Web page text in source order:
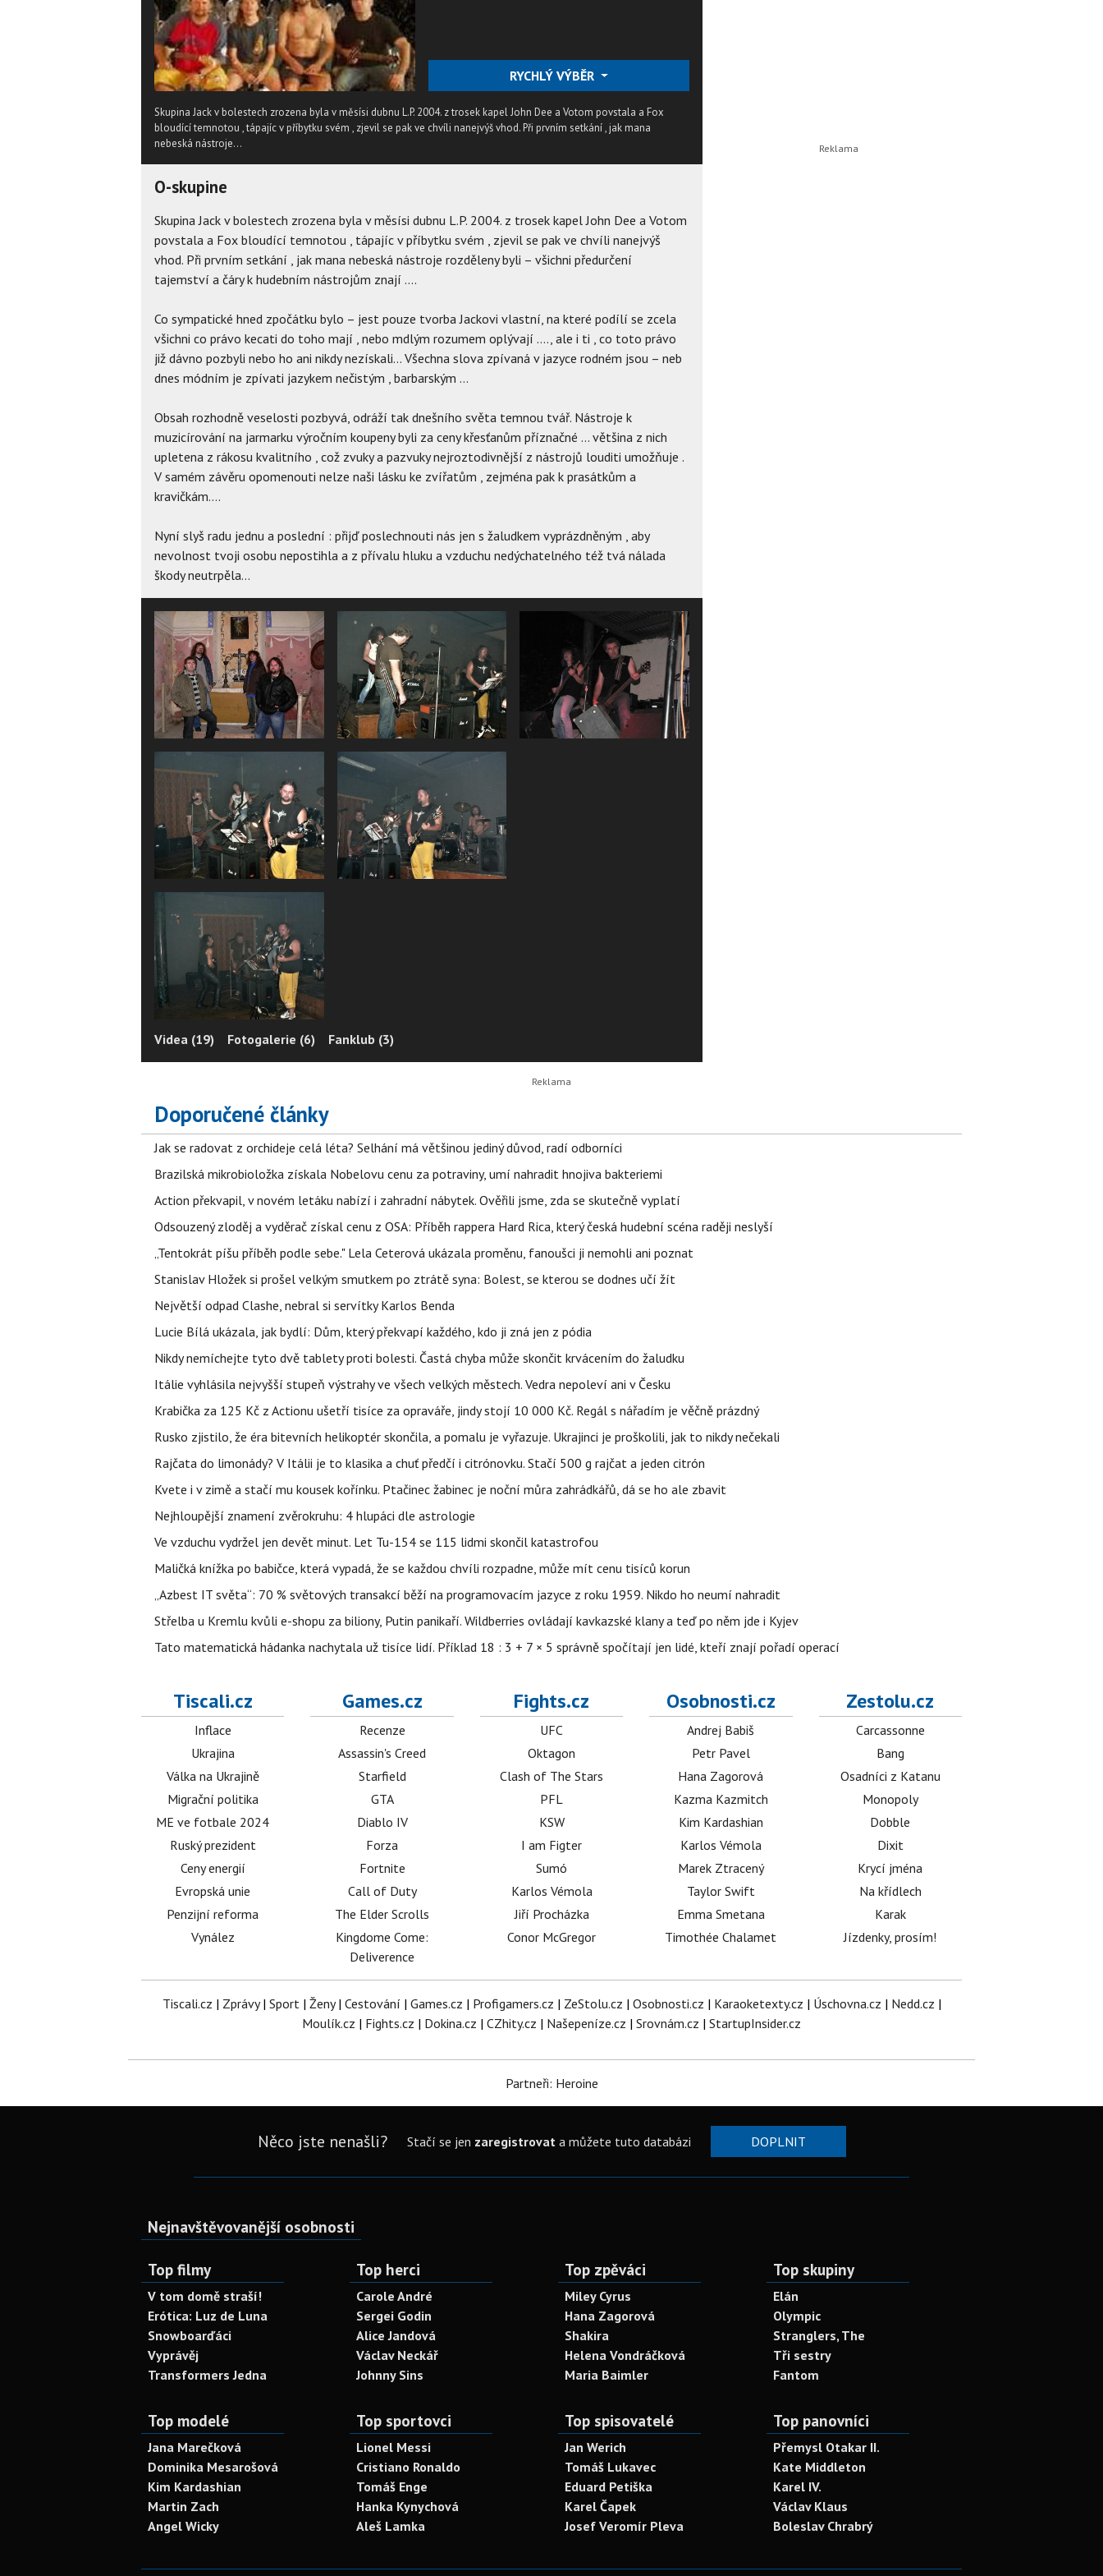
RYCHLÝ VÝBĚR
Skupina Jack v bolestech zrozena byla v měsísi dubnu L.P. 2004. z trosek kapel John Dee a Votom povstala a Fox
bloudící temnotou , tápajíc v příbytku svém , zjevil se pak ve chvíli nanejvýš vhod. Při prvním setkání , jak mana
nebeská nástroje...
O-skupine
Skupina Jack v bolestech zrozena byla v měsísi dubnu L.P. 2004. z trosek kapel John Dee a Votom
povstala a Fox bloudící temnotou , tápajíc v příbytku svém , zjevil se pak ve chvíli nanejvýš
vhod. Při prvním setkání , jak mana nebeská nástroje rozděleny byli – všichni předurčení
tajemství a čáry k hudebním nástrojům znají ….
Co sympatické hned zpočátku bylo – jest pouze tvorba Jackovi vlastní, na které podílí se zcela
všichni co právo kecati do toho mají , nebo mdlým rozumem oplývají …., ale i ti , co toto právo
již dávno pozbyli nebo ho ani nikdy nezískali… Všechna slova zpívaná v jazyce rodném jsou – neb
dnes módním je zpívati jazykem nečistým , barbarským …
Obsah rozhodně veselosti pozbyvá, odráží tak dnešního světa temnou tvář. Nástroje k
muzicírování na jarmarku výročním koupeny byli za ceny křesťanům příznačné … většina z nich
upletena z rákosu kvalitního , což zvuky a pazvuky nejroztodivnější z nástrojů louditi umožňuje .
V samém závěru opomenouti nelze naši lásku ke zvířatům , zejména pak k prasátkům a
kravičkám….
Nyní slyš radu jednu a poslední : přijď poslechnouti nás jen s žaludkem vyprázdněným , aby
nevolnost tvoji osobu nepostihla a z přívalu hluku a vzduchu nedýchatelného též tvá nálada
škody neutrpěla…
Videa (19) Fotogalerie (6) Fanklub (3)
Doporučené články
Jak se radovat z orchideje celá léta? Selhání má většinou jediný důvod, radí odborníci
Brazilská mikrobioložka získala Nobelovu cenu za potraviny, umí nahradit hnojiva bakteriemi
Action překvapil, v novém letáku nabízí i zahradní nábytek. Ověřili jsme, zda se skutečně vyplatí
Odsouzený zloděj a vyděrač získal cenu z OSA: Příběh rappera Hard Rica, který česká hudební scéna raději neslyší
„Tentokrát píšu příběh podle sebe." Lela Ceterová ukázala proměnu, fanoušci ji nemohli ani poznat
Stanislav Hložek si prošel velkým smutkem po ztrátě syna: Bolest, se kterou se dodnes učí žít
Největší odpad Clashe, nebral si servítky Karlos Benda
Lucie Bílá ukázala, jak bydlí: Dům, který překvapí každého, kdo ji zná jen z pódia
Nikdy nemíchejte tyto dvě tablety proti bolesti. Častá chyba může skončit krvácením do žaludku
Itálie vyhlásila nejvyšší stupeň výstrahy ve všech velkých městech. Vedra nepoleví ani v Česku
Krabička za 125 Kč z Actionu ušetří tisíce za opraváře, jindy stojí 10 000 Kč. Regál s nářadím je věčně prázdný
Rusko zjistilo, že éra bitevních helikoptér skončila, a pomalu je vyřazuje. Ukrajinci je proškolili, jak to nikdy nečekali
Rajčata do limonády? V Itálii je to klasika a chuť předčí i citrónovku. Stačí 500 g rajčat a jeden citrón
Kvete i v zimě a stačí mu kousek kořínku. Ptačinec žabinec je noční můra zahrádkářů, dá se ho ale zbavit
Nejhloupější znamení zvěrokruhu: 4 hlupáci dle astrologie
Ve vzduchu vydržel jen devět minut. Let Tu-154 se 115 lidmi skončil katastrofou
Maličká knížka po babičce, která vypadá, že se každou chvíli rozpadne, může mít cenu tisíců korun
„Azbest IT světa“: 70 % světových transakcí běží na programovacím jazyce z roku 1959. Nikdo ho neumí nahradit
Střelba u Kremlu kvůli e-shopu za biliony, Putin panikaří. Wildberries ovládají kavkazské klany a teď po něm jde i Kyjev
Tato matematická hádanka nachytala už tisíce lidí. Příklad 18 : 3 + 7 × 5 správně spočítají jen lidé, kteří znají pořadí operací
Tiscali.cz
Inflace
Ukrajina
Válka na Ukrajině
Migrační politika
ME ve fotbale 2024
Ruský prezident
Ceny energií
Evropská unie
Penzijní reforma
Vynález
Games.cz
Recenze
Assassin's Creed
Starfield
GTA
Diablo IV
Forza
Fortnite
Call of Duty
The Elder Scrolls
Kingdome Come:
Deliverence
Fights.cz
UFC
Oktagon
Clash of The Stars
PFL
KSW
I am Figter
Sumó
Karlos Vémola
Jiří Procházka
Conor McGregor
Osobnosti.cz
Andrej Babiš
Petr Pavel
Hana Zagorová
Kazma Kazmitch
Kim Kardashian
Karlos Vémola
Marek Ztracený
Taylor Swift
Emma Smetana
Timothée Chalamet
Zestolu.cz
Carcassonne
Bang
Osadníci z Katanu
Monopoly
Dobble
Dixit
Krycí jména
Na křídlech
Karak
Jízdenky, prosím!
Tiscali.cz | Zprávy| Sport| Ženy| Cestování | Games.cz | Profigamers.cz | ZeStolu.cz | Osobnosti.cz | Karaoketexty.cz | Úschovna.cz | Nedd.cz |
Moulík.cz | Fights.cz | Dokina.cz | CZhity.cz | Našepeníze.cz | Srovnám.cz | StartupInsider.cz
Partneři: Heroine
Něco jste nenašli? Stačí se jen zaregistrovata můžete tuto databázi DOPLNIT
Nejnavštěvovanější osobnosti
Top filmy
V tom domě straší!
Erótica: Luz de Luna
Snowboarďáci
Vyprávěj
Transformers Jedna
Top herci
Carole André
Sergei Godin
Alice Jandová
Václav Neckář
Johnny Sins
Top zpěváci
Miley Cyrus
Hana Zagorová
Shakira
Helena Vondráčková
Maria Baimler
Top skupiny
Elán
Olympic
Stranglers, The
Tři sestry
Fantom
Top modelé
Jana Marečková
Dominika Mesarošová
Kim Kardashian
Martin Zach
Angel Wicky
Top sportovci
Lionel Messi
Cristiano Ronaldo
Tomáš Enge
Hanka Kynychová
Aleš Lamka
Top spisovatelé
Jan Werich
Tomáš Lukavec
Eduard Petiška
Karel Čapek
Josef Veromír Pleva
Top panovníci
Přemysl Otakar II.
Kate Middleton
Karel IV.
Václav Klaus
Boleslav Chrabrý